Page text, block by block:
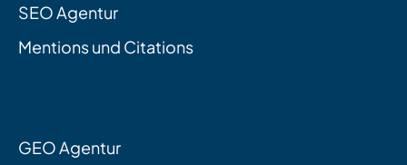
SEO Agentur
Mentions und Citations
GEO Agentur